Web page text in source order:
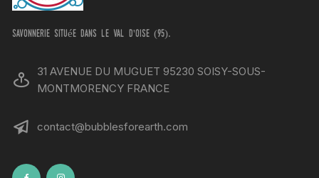
savonnerie située dans le val d'oise (95).
31 AVENUE DU MUGUET 95230 SOISY-SOUS-
MONTMORENCY FRANCE
contact@bubblesforearth.com